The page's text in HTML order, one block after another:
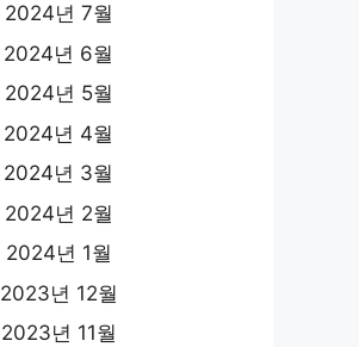
2024년 7월
2024년 6월
2024년 5월
2024년 4월
2024년 3월
2024년 2월
2024년 1월
2023년 12월
2023년 11월